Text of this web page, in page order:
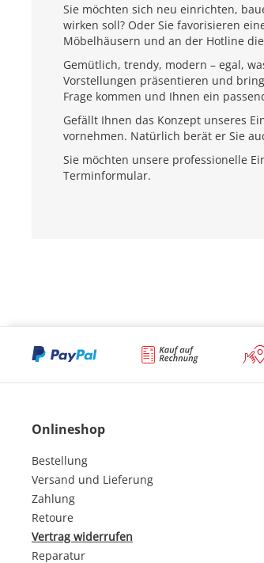
Sie möchten sich neu einrichten,
wirken soll? Oder Sie favorisieren
Möbelhäusern und an der Hotline
Gemütlich, trendy, modern – egal,
Vorstellungen präsentieren und
Frage kommen und Ihnen ein
Gefällt Ihnen das Konzept unseres
vornehmen. Natürlich berät er Sie
Sie möchten unsere professionelle
Terminformular.
Onlineshop
Bestellung
Versand und Lieferung
Zahlung
Retoure
Vertrag widerrufen
Reparatur